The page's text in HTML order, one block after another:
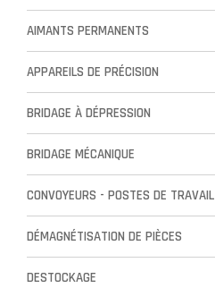
AIMANTS PERMANENTS
APPAREILS DE PRÉCISION
BRIDAGE À DÉPRESSION
BRIDAGE MÉCANIQUE
CONVOYEURS - POSTES DE TRAVAIL
DÉMAGNÉTISATION DE PIÈCES
DESTOCKAGE